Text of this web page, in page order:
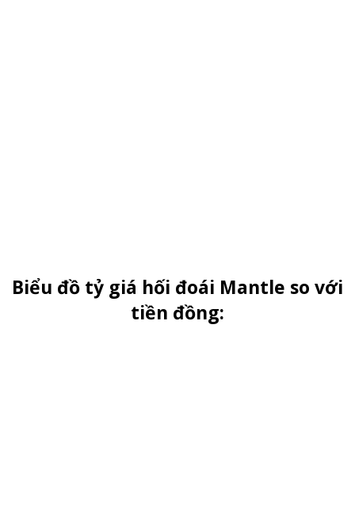
Biểu đồ tỷ giá hối đoái Mantle so với
tiền đồng: